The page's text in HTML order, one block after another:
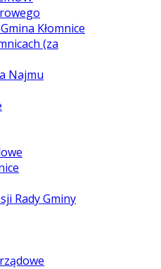
Kłomnice
(za
Najmu
Rady Gminy